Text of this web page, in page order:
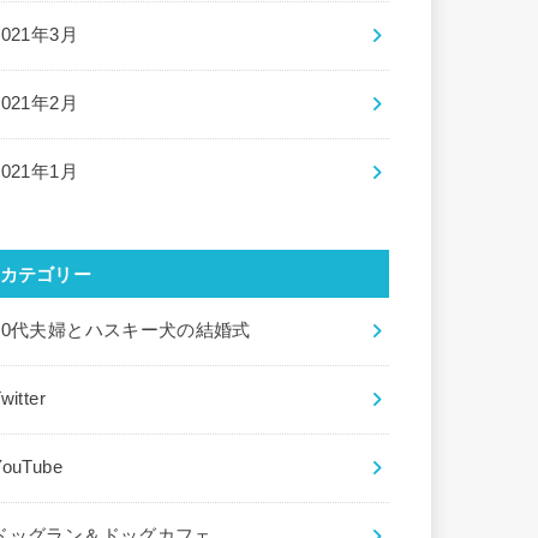
年3月
年2月
年1月
カテゴリー
代夫婦とハスキー犬の結婚式